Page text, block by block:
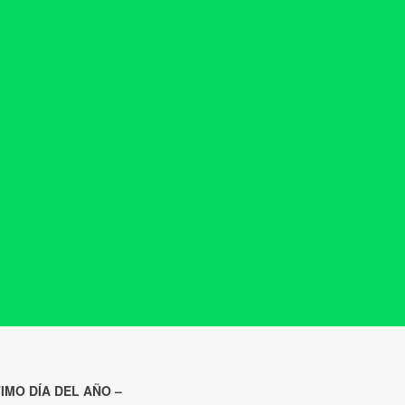
DÍA DEL AÑO –